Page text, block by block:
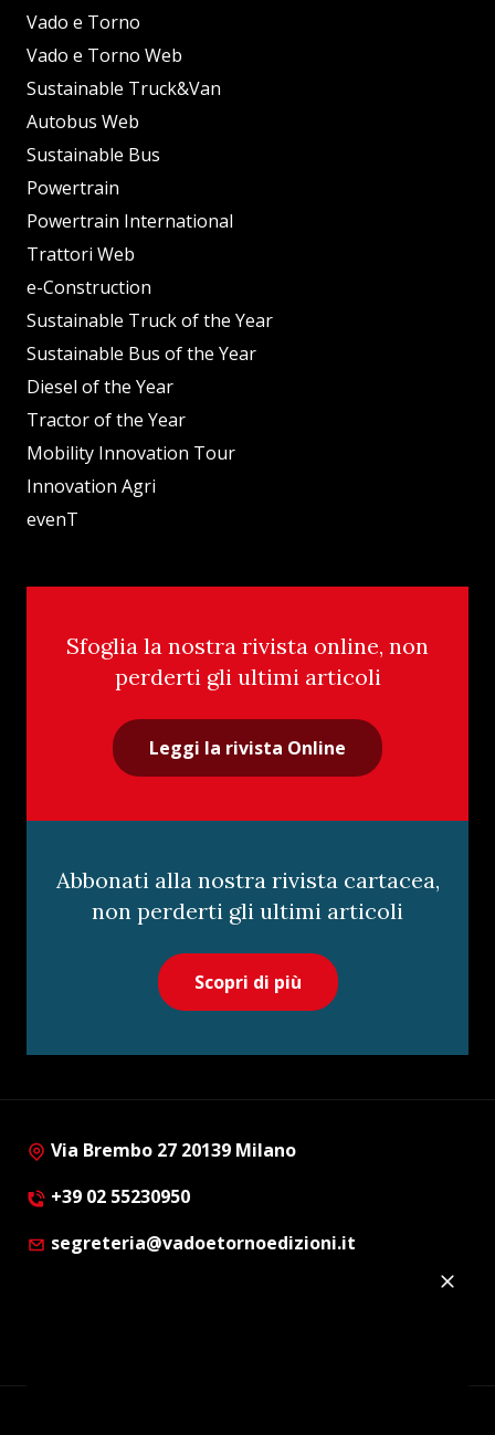
Vado e Torno
Vado e Torno Web
Sustainable Truck&Van
Autobus Web
Sustainable Bus
Powertrain
Powertrain International
Trattori Web
e-Construction
Sustainable Truck of the Year
Sustainable Bus of the Year
Diesel of the Year
Tractor of the Year
Mobility Innovation Tour
Innovation Agri
evenT
Sfoglia la nostra rivista online, non
perderti gli ultimi articoli
Leggi la rivista Online
Abbonati alla nostra rivista cartacea,
non perderti gli ultimi articoli
Scopri di più
Via Brembo 27 20139 Milano
+39 02 55230950
segreteria@vadoetornoedizioni.it